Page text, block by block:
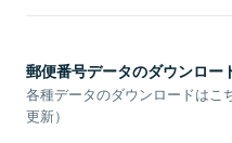
郵便番号データのダウンロー
各種データのダウンロードはこ
更新）